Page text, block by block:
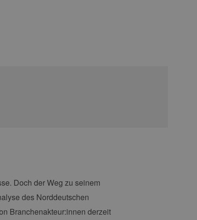
Doch der Weg zu seinem
des Norddeutschen
Branchenakteur:innen derzeit